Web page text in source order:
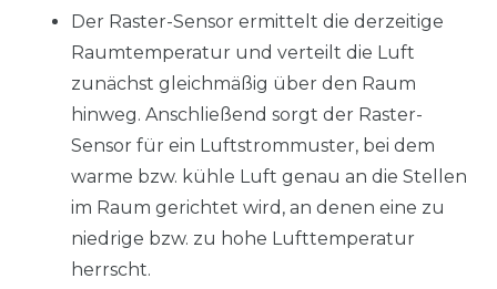
Der Raster-Sensor ermittelt die derzeitige
Raumtemperatur und verteilt die Luft
zunächst gleichmäßig über den Raum
hinweg. Anschließend sorgt der Raster-
Sensor für ein Luftstrommuster, bei dem
warme bzw. kühle Luft genau an die Stellen
im Raum gerichtet wird, an denen eine zu
niedrige bzw. zu hohe Lufttemperatur
herrscht.